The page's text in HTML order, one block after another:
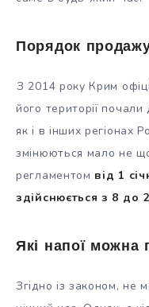
Порядок
З 2014 року Крим
його території почали
як і в інших регіонах
змінюються мало не
регламентом від 1
здійснюється з 8 до
Які напої можна
Згідно із законом, не